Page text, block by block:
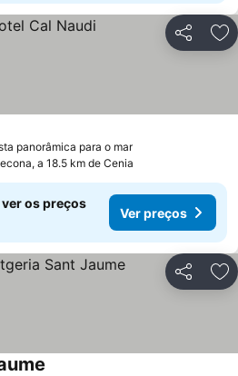
Partilhar
panorâmica para o mar
a 18.5 km de Cenia
os preços
Ver preços
Partilhar